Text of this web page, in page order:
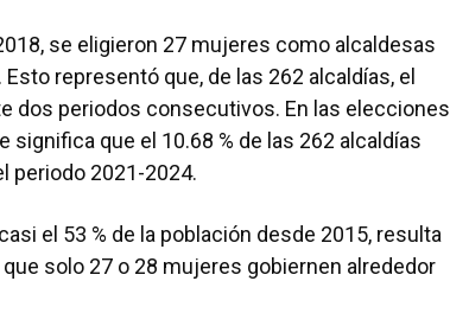
se eligieron 27 mujeres como alcaldesas
representó que, de las 262 alcaldías, el
dos periodos consecutivos. En las elecciones
significa que el 10.68 % de las 262 alcaldías
periodo 2021-2024.
el 53 % de la población desde 2015, resulta
solo 27 o 28 mujeres gobiernen alrededor